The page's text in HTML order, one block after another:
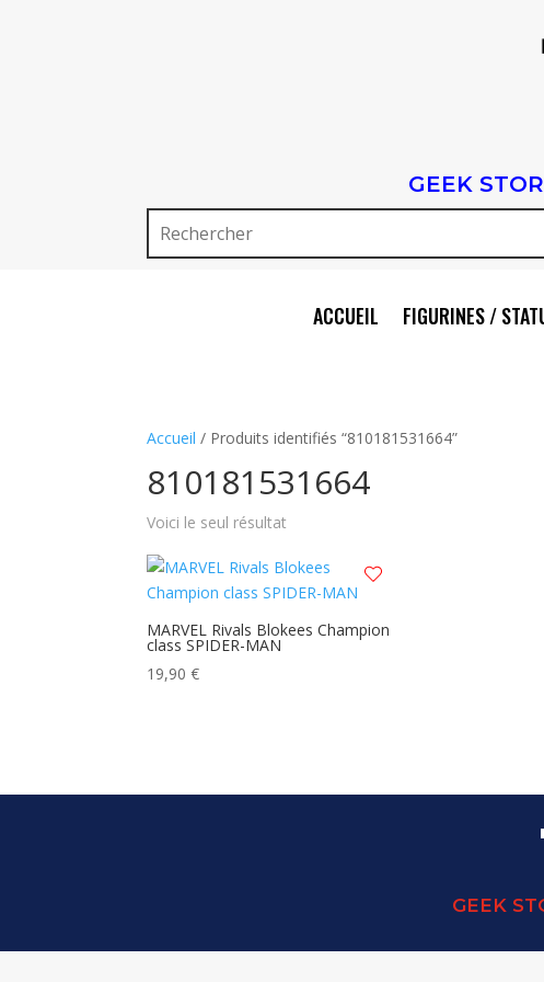
GEEK
ACCUEIL FIGURINES /
Accueil / Produits identifiés “810181531664”
810181531664
Voici le seul résultat
MARVEL Rivals Blokees Champion
class SPIDER-MAN
19,90€
GEEK